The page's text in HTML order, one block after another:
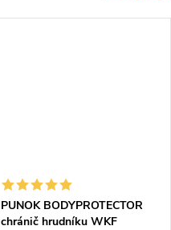
PUNOK BODYPROTECTOR
chránič hrudníku WKF